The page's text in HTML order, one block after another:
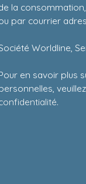
la
par courrier
Worldline,
en savoir plus
.